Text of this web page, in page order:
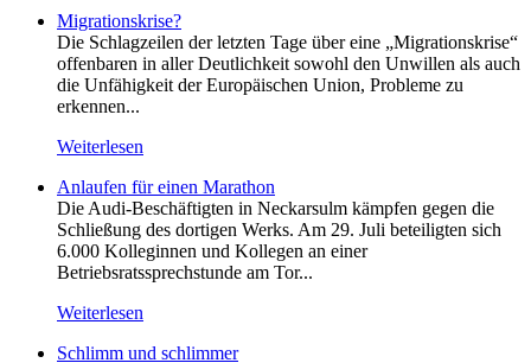
Migrationskrise?
Die Schlagzeilen der letzten Tage über eine „Migrationskrise“
offenbaren in aller Deutlichkeit sowohl den Unwillen als auch
die Unfähigkeit der Europäischen Union, Probleme zu
erkennen...
Weiterlesen
Anlaufen für einen Marathon
Die Audi-Beschäftigten in Neckarsulm kämpfen gegen die
Schließung des dortigen Werks. Am 29. Juli beteiligten sich
6.000 Kolleginnen und Kollegen an einer
Betriebsratssprechstunde am Tor...
Weiterlesen
Schlimm und schlimmer